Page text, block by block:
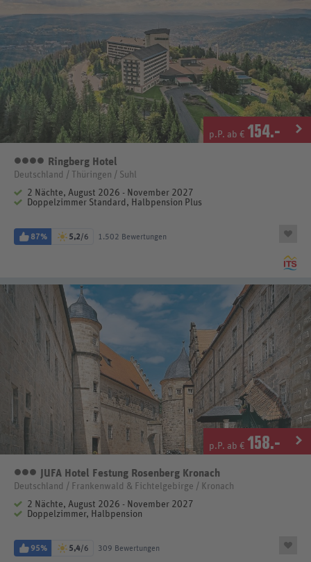
p.P. ab € 154.-
4 Sterne
Ringberg Hotel
Deutschland / Thüringen / Suhl
2 Nächte, August 2026 - November 2027
Doppelzimmer Standard, Halbpension Plus
87% 5,2/6 1.502 Bewertungen
p.P. ab € 158.-
3 Sterne
JUFA Hotel Festung Rosenberg Kronach
Deutschland / Frankenwald & Fichtelgebirge / Kronach
2 Nächte, August 2026 - November 2027
Doppelzimmer, Halbpension
95% 5,4/6 309 Bewertungen